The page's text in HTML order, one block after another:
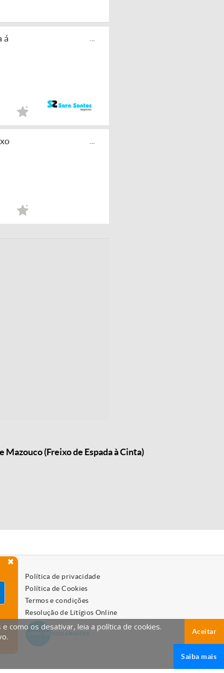
á
(Freixo de Espada à Cinta)
Política de privacidade
Política de Cookies
Termos e condições
Resolução de Litígios Online
como os desativar, leia a política de cookies.
Aceitar
Saiba mais